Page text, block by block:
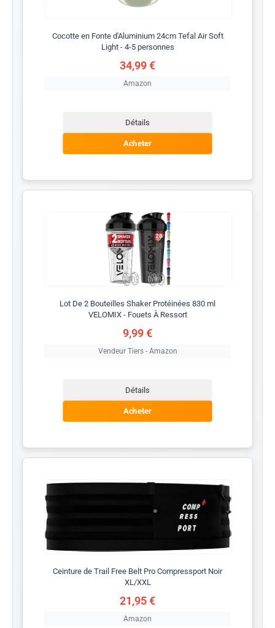
Cocotte en Fonte d'Aluminium 24cm Tefal Air Soft
Light - 4-5 personnes
34,99 €
Amazon
Détails
Acheter
Lot De 2 Bouteilles Shaker Protéinées 830 ml
VELOMIX - Fouets À Ressort
9,99 €
Vendeur Tiers - Amazon
Détails
Acheter
Ceinture de Trail Free Belt Pro Compressport Noir
XL/XXL
21,95 €
Amazon